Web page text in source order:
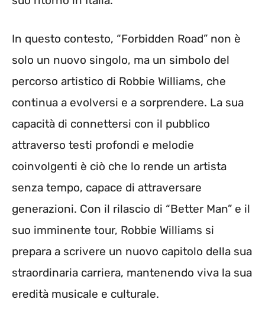
In questo contesto, “Forbidden Road” non è
solo un nuovo singolo, ma un simbolo del
percorso artistico di Robbie Williams, che
continua a evolversi e a sorprendere. La sua
capacità di connettersi con il pubblico
attraverso testi profondi e melodie
coinvolgenti è ciò che lo rende un artista
senza tempo, capace di attraversare
generazioni. Con il rilascio di “Better Man” e il
suo imminente tour, Robbie Williams si
prepara a scrivere un nuovo capitolo della sua
straordinaria carriera, mantenendo viva la sua
eredità musicale e culturale.